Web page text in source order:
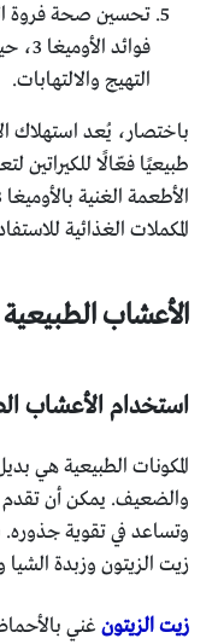
تحسين صحة فروة
التهيج والالتهابات.
طبيعيًا فعّالًا
المكملات الغذائية
الأعشاب الطبيعية
استخدام الأعشاب
المكونات الطبيعية هي
والضعيف. يمكن أن تقدم
وتساعد في تقوية
زيت الزيتون وزبدة الشيا
زيت الزيتون